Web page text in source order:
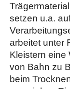
setzen u.a.
arbeitet unter
Kleistern eine
von Bahn zu
beim